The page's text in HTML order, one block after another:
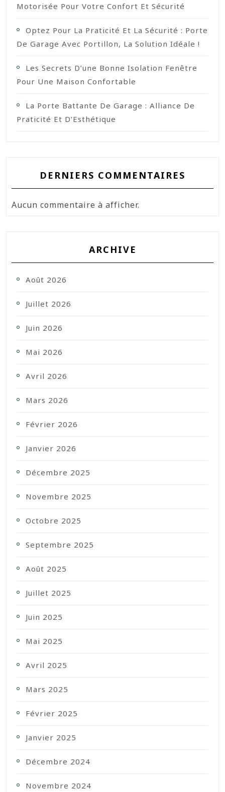
Motorisée Pour Votre Confort Et Sécurité
Optez Pour La Praticité Et La Sécurité : Porte
De Garage Avec Portillon, La Solution Idéale !
Les Secrets D’une Bonne Isolation Fenêtre
Pour Une Maison Confortable
La Porte Battante De Garage : Alliance De
Praticité Et D’Esthétique
DERNIERS COMMENTAIRES
Aucun commentaire à afficher.
ARCHIVE
Août 2026
Juillet 2026
Juin 2026
Mai 2026
Avril 2026
Mars 2026
Février 2026
Janvier 2026
Décembre 2025
Novembre 2025
Octobre 2025
Septembre 2025
Août 2025
Juillet 2025
Juin 2025
Mai 2025
Avril 2025
Mars 2025
Février 2025
Janvier 2025
Décembre 2024
Novembre 2024